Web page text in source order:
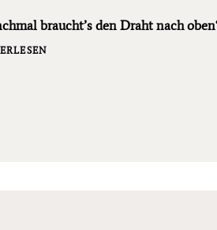
braucht’s den Draht nach